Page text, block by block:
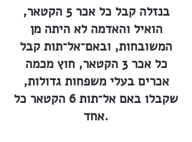
בנזלה קבל כל אכר 5 הקטאר,
הואיל והאדמה לא היתה מן
המשובחות, ובאם־אל־תות קבל
כל אכר 3 הקטאר, חוץ מכמה
אכרים בעלי משפחות גדולות,
שקבלו באם אל־תות 6 הקטאר כל
אחד.